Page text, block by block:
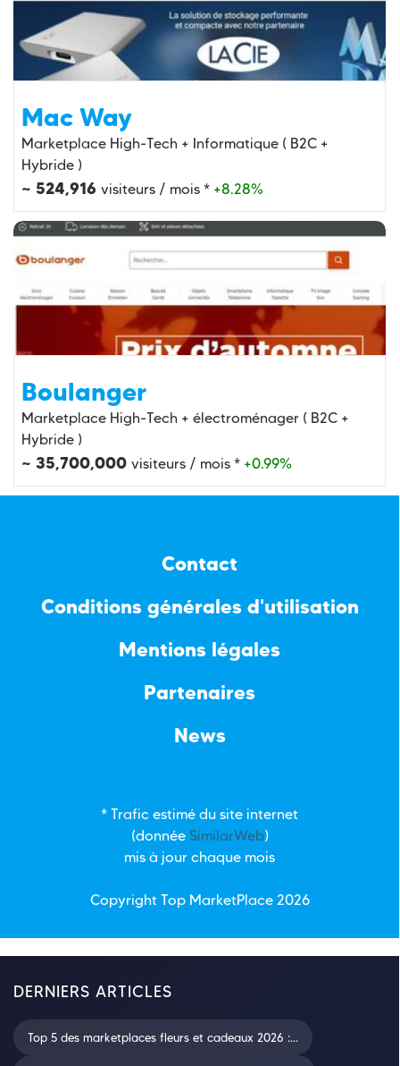
Mac Way
Marketplace High-Tech + Informatique ( B2C +
Hybride )
~ 524,916 visiteurs / mois * +8.28%
Boulanger
Marketplace High-Tech + électroménager ( B2C +
Hybride )
~ 35,700,000 visiteurs / mois * +0.99%
Contact
Conditions générales d'utilisation
Mentions légales
Partenaires
News
* Trafic estimé du site internet
(donnée SimilarWeb)
mis à jour chaque mois
Copyright Top MarketPlace2026
DERNIERS ARTICLES
Top 5 des marketplaces fleurs et cadeaux 2026 :...